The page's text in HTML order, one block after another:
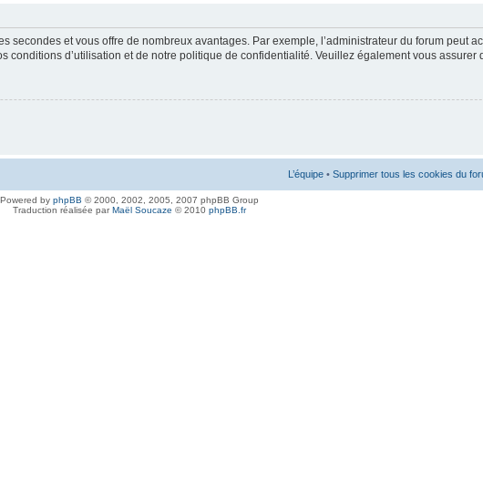
secondes et vous offre de nombreux avantages. Par exemple, l’administrateur du forum peut
d’utilisation et de notre politique de confidentialité. Veuillez également vous assurer
L’équipe • Supprimer tous les cookies du
Powered by phpBB © 2000, 2002, 2005, 2007 phpBB Group
Traduction réalisée parMaël Soucaze © 2010 phpBB.fr